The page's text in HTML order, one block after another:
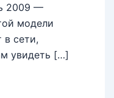
2009 —
модели
в сети,
увидеть […]